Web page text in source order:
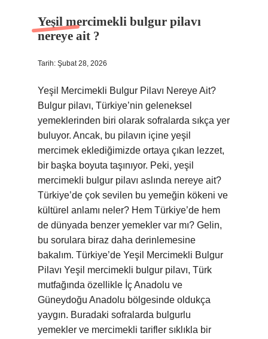
Yeşil mercimekli bulgur pilavı
nereye ait ?
Tarih: Şubat 28, 2026
Yeşil Mercimekli Bulgur Pilavı Nereye Ait?
Bulgur pilavı, Türkiye’nin geleneksel
yemeklerinden biri olarak sofralarda sıkça yer
buluyor. Ancak, bu pilavın içine yeşil
mercimek eklediğimizde ortaya çıkan lezzet,
bir başka boyuta taşınıyor. Peki, yeşil
mercimekli bulgur pilavı aslında nereye ait?
Türkiye’de çok sevilen bu yemeğin kökeni ve
kültürel anlamı neler? Hem Türkiye’de hem
de dünyada benzer yemekler var mı? Gelin,
bu sorulara biraz daha derinlemesine
bakalım. Türkiye’de Yeşil Mercimekli Bulgur
Pilavı Yeşil mercimekli bulgur pilavı, Türk
mutfağında özellikle İç Anadolu ve
Güneydoğu Anadolu bölgesinde oldukça
yaygın. Buradaki sofralarda bulgurlu
yemekler ve mercimekli tarifler sıklıkla bir